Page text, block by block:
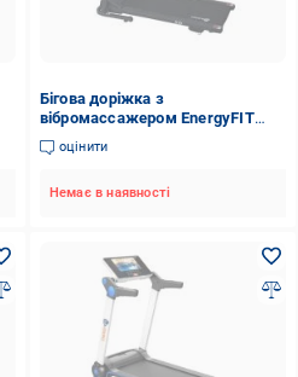
Бігова доріжка з
вібромассажером EnergyFIT
(510D)
оцінити
Немає в наявності